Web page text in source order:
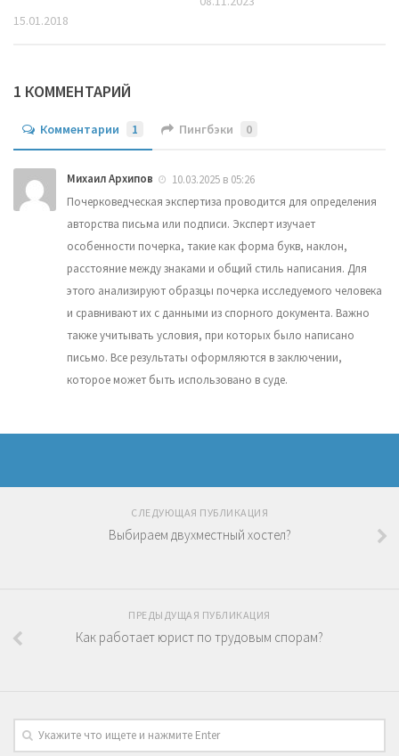
15.01.2018
1 КОММЕНТАРИЙ
Комментарии 1 Пингбэки 0
Михаил Архипов
10.03.2025 в 05:26
Почерковедческая экспертиза проводится для определения
авторства письма или подписи. Эксперт изучает
особенности почерка, такие как форма букв, наклон,
расстояние между знаками и общий стиль написания. Для
этого анализируют образцы почерка исследуемого человека
и сравнивают их с данными из спорного документа. Важно
также учитывать условия, при которых было написано
письмо. Все результаты оформляются в заключении,
которое может быть использовано в суде.
СЛЕДУЮЩАЯ ПУБЛИКАЦИЯ
Выбираем двухместный хостел?
ПРЕДЫДУЩАЯ ПУБЛИКАЦИЯ
Как работает юрист по трудовым спорам?